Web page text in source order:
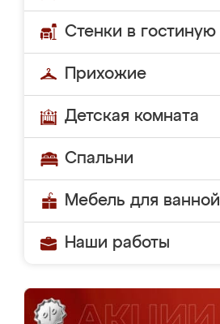
Стенки в гостиную
Прихожие
Детская комната
Спальни
Мебель для ванной
Наши работы